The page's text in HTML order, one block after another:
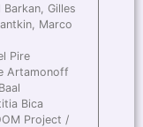
Gilles
Marco
Pire
Artamonoff
Bica
Project /